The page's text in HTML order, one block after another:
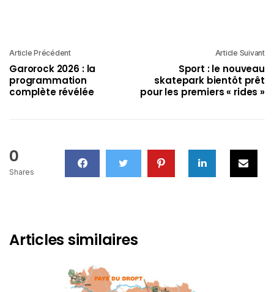
Article Précédent
Garorock 2026 : la
programmation
complète révélée
Article Suivant
Sport : le nouveau
skatepark bientôt prêt
pour les premiers « rides »
0
Shares
Articles similaires